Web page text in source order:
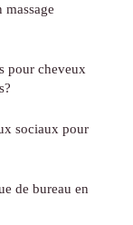
pour cheveux
sociaux pour
de bureau en